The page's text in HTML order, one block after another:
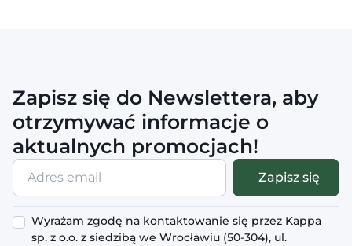
Zapisz się do Newslettera, aby
otrzymywać informacje o
aktualnych promocjach!
Adres
email
Zapisz się
Wyrażam zgodę na kontaktowanie się przez Kappa
sp. z o.o. z siedzibą we Wrocławiu (50-304), ul.